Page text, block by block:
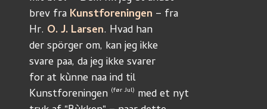
brev fra Kunstforeningen – fra
Hr. O. J. Larsen. Hvad han
der spörger om, kan jeg ikke
svare paa, da jeg ikke svarer
for at kùnne naa ind til
Kunstforeningen (før Jul) med et nyt